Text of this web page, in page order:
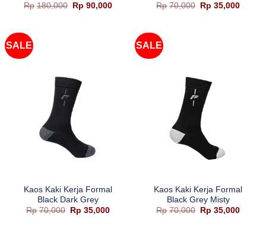
Rp 180,000
Harga
aslinya
Rp 90,000Harga
Rp90,000.
Rp 70,000
Harga
aslinya
Rp 35,000Harga
SALE
Kaos Kaki Kerja Formal
Black Dark Grey
Rp 70,000
Harga
aslinya
Rp 35,000Harga
SALE
Kaos Kaki Kerja Formal
Black Grey Misty
Rp 70,000
Harga
aslinya
Rp 35,000Harga